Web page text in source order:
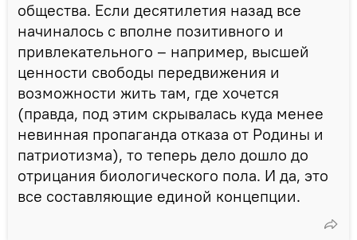
общества. Если десятилетия назад все
начиналось с вполне позитивного и
привлекательного – например, высшей
ценности свободы передвижения и
возможности жить там, где хочется
(правда, под этим скрывалась куда менее
невинная пропаганда отказа от Родины и
патриотизма), то теперь дело дошло до
отрицания биологического пола. И да, это
все составляющие единой концепции.